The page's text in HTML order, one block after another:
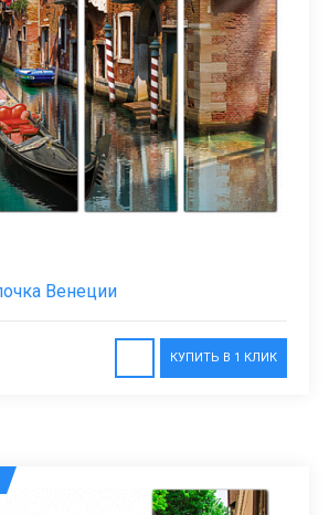
Венеции
КУПИТЬ В 1 КЛИК